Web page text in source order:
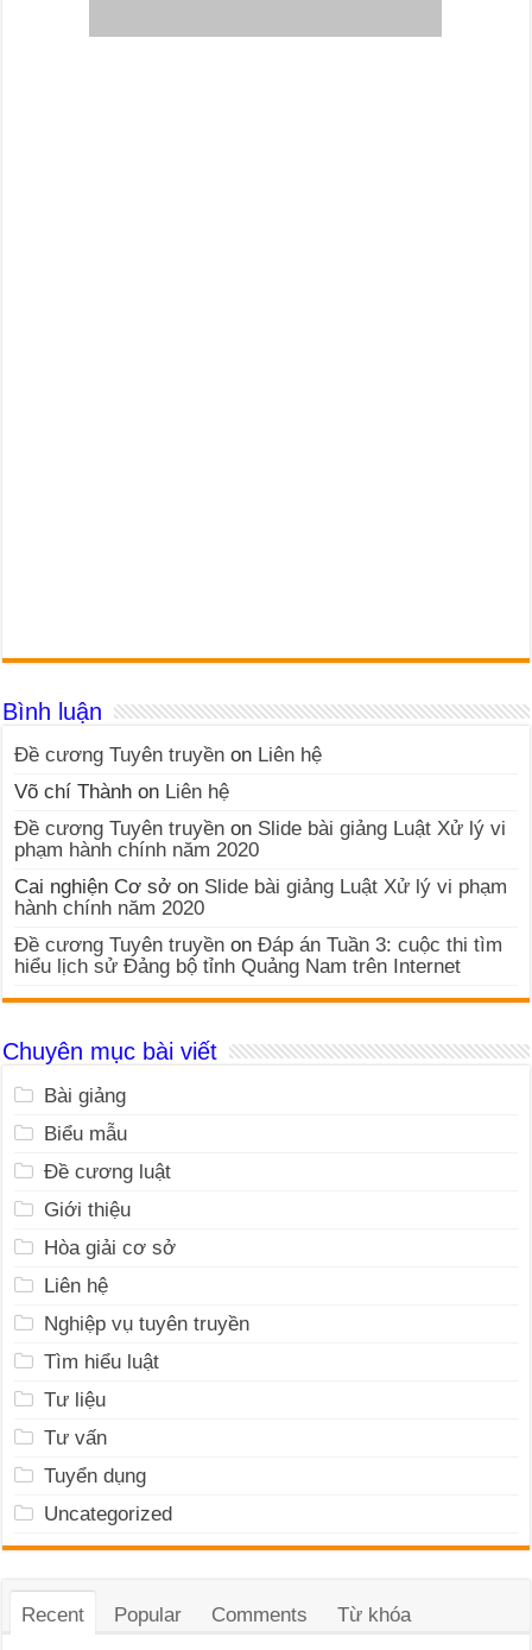
Bình luận
Đề cương Tuyên truyền on Liên hệ
Võ chí Thành on Liên hệ
Đề cương Tuyên truyền on Slide bài giảng Luật Xử lý vi
phạm hành chính năm 2020
Cai nghiện Cơ sở on Slide bài giảng Luật Xử lý vi phạm
hành chính năm 2020
Đề cương Tuyên truyền onĐáp án Tuần 3: cuộc thi tìm
hiểu lịch sử Đảng bộ tỉnh Quảng Nam trên Internet
Chuyên mục bài viết
Bài giảng
Biểu mẫu
Đề cương luật
Giới thiệu
Hòa giải cơ sở
Liên hệ
Nghiệp vụ tuyên truyền
Tìm hiểu luật
Tư liệu
Tư vấn
Tuyển dụng
Uncategorized
Recent Popular Comments Từ khóa